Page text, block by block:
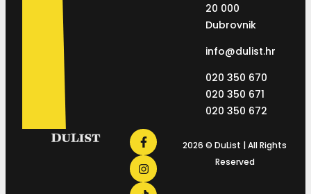
20 000
Dubrovnik
info@dulist.hr
020 350 670
020 350 671
020 350 672
2026 © DuList | All Rights
Reserved